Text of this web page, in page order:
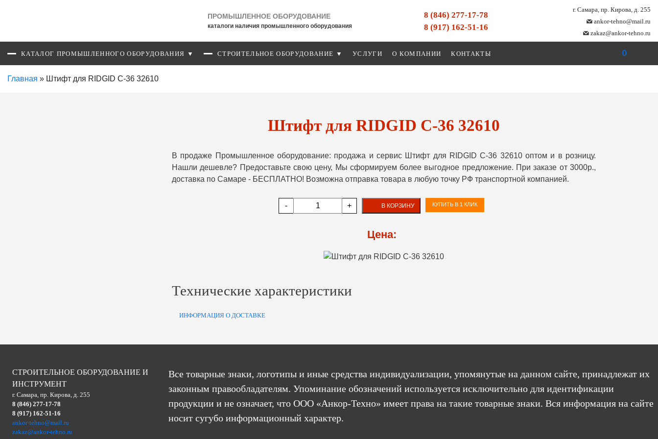
ПРОМЫШЛЕННОЕ ОБОРУДОВАНИЕ
каталоги наличия промышленного оборудования
8 (846) 277-17-78
8 (917) 162-51-16
г. Самара, пр. Кирова, д. 255
ankor-tehno@mail.ru
zakaz@ankor-tehno.ru
КАТАЛОГ ПРОМЫШЛЕННОГО ОБОРУДОВАНИЯ ▼ СТРОИТЕЛЬНОЕ ОБОРУДОВАНИЕ ▼ УСЛУГИ О КОМПАНИИ КОНТАКТЫ 0
Главная » Штифт для RIDGID С-36 32610
Штифт для RIDGID С-36 32610
В продаже Промышленное оборудование: продажа и сервис Штифт для RIDGID С-36 32610 оптом и в розницу.
Нашли дешевле? Предоставьте свою цену, Мы сформируем более выгодное предложение. При заказе от 3000р.,
доставка по Самаре - БЕСПЛАТНО! Возможна отправка товара в любую точку РФ транспортной компанией.
- + В КОРЗИНУ КУПИТЬ В 1 КЛИК
Цена:
Технические характеристики
ИНФОРМАЦИЯ О ДОСТАВКЕ
СТРОИТЕЛЬНОЕ ОБОРУДОВАНИЕ И
ИНСТРУМЕНТ
г. Самара, пр. Кирова, д. 255
8 (846) 277-17-78
8 (917) 162-51-16
ankor-tehno@mail.ru
zakaz@ankor-tehno.ru
Все товарные знаки, логотипы и иные средства индивидуализации, упомянутые на данном сайте, принадлежат их
законным правообладателям. Упоминание обозначений используется исключительно для идентификации
продукции и не означает, что ООО «Анкор-Техно» имеет права на такие товарные знаки. Вся информация на сайте
носит сугубо информационный характер.